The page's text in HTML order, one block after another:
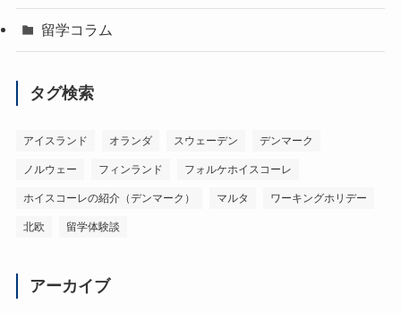
留学コラム
タグ検索
アイスランド オランダ スウェーデン デンマーク
ノルウェー フィンランド フォルケホイスコーレ
ホイスコーレの紹介（デンマーク） マルタ ワーキングホリデー
北欧 留学体験談
アーカイブ